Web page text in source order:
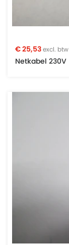
€ 25,53 excl. btw
Netkabel 230V